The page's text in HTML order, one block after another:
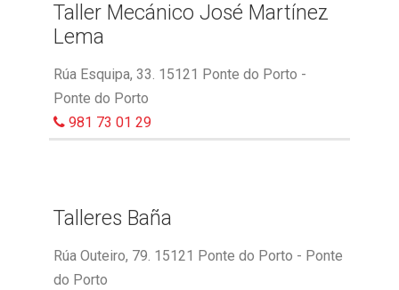
Taller Mecánico José Martínez
Lema
Rúa Esquipa, 33. 15121 Ponte do Porto -
Ponte do Porto
981 73 01 29
Talleres Baña
Rúa Outeiro, 79. 15121 Ponte do Porto - Ponte
do Porto